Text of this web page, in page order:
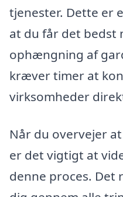
tjenester. Dette er
at du får det bedst
ophængning af
kræver timer at
virksomheder
Når du overvejer
er det vigtigt at
denne proces. Det